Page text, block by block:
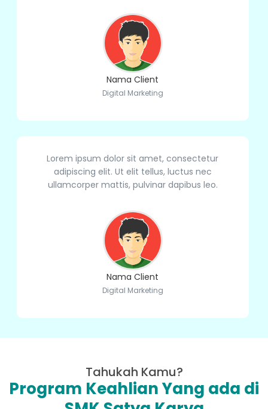
Nama Client
Digital Marketing
Lorem ipsum dolor sit amet, consectetur
adipiscing elit. Ut elit tellus, luctus nec
ullamcorper mattis, pulvinar dapibus leo.
Nama Client
Digital Marketing
Tahukah Kamu?
Program Keahlian Yang ada di